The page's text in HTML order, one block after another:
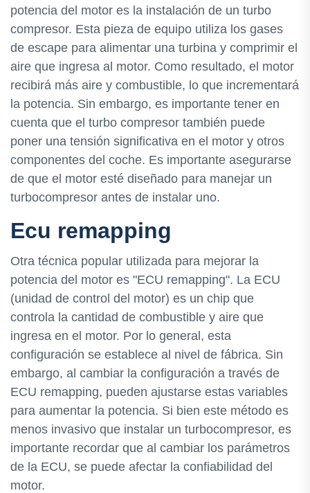
potencia del motor es la instalación de un turbo
compresor. Esta pieza de equipo utiliza los gases
de escape para alimentar una turbina y comprimir el
aire que ingresa al motor. Como resultado, el motor
recibirá más aire y combustible, lo que incrementará
la potencia. Sin embargo, es importante tener en
cuenta que el turbo compresor también puede
poner una tensión significativa en el motor y otros
componentes del coche. Es importante asegurarse
de que el motor esté diseñado para manejar un
turbocompresor antes de instalar uno.
Ecu remapping
Otra técnica popular utilizada para mejorar la
potencia del motor es "ECU remapping". La ECU
(unidad de control del motor) es un chip que
controla la cantidad de combustible y aire que
ingresa en el motor. Por lo general, esta
configuración se establece al nivel de fábrica. Sin
embargo, al cambiar la configuración a través de
ECU remapping, pueden ajustarse estas variables
para aumentar la potencia. Si bien este método es
menos invasivo que instalar un turbocompresor, es
importante recordar que al cambiar los parámetros
de la ECU, se puede afectar la confiabilidad del
motor.